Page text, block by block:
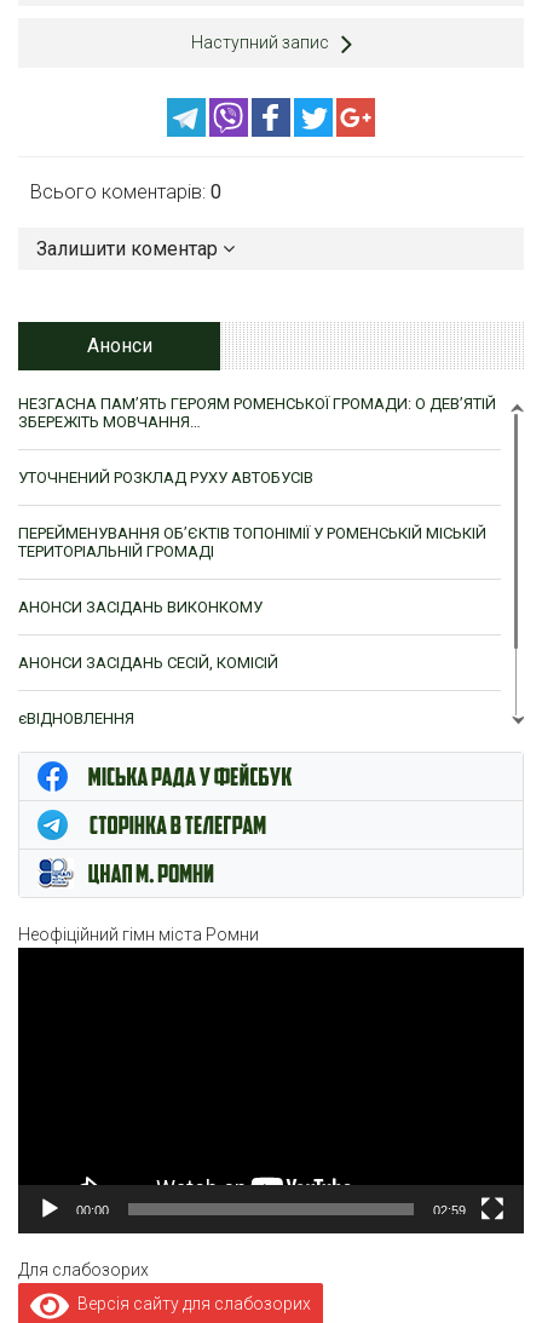
Наступний запис
Всього коментарів: 0
Залишити коментар
Анонси
НЕЗГАСНА ПАМ’ЯТЬ ГЕРОЯМ РОМЕНСЬКОЇ ГРОМАДИ: О ДЕВ’ЯТІЙ
ЗБЕРЕЖІТЬ МОВЧАННЯ…
УТОЧНЕНИЙ РОЗКЛАД РУХУ АВТОБУСІВ
ПЕРЕЙМЕНУВАННЯ ОБ’ЄКТІВ ТОПОНІМІЇ У РОМЕНСЬКІЙ МІСЬКІЙ
ТЕРИТОРІАЛЬНІЙ ГРОМАДІ
АНОНСИ ЗАСІДАНЬ ВИКОНКОМУ
АНОНСИ ЗАСІДАНЬ СЕСІЙ, КОМІСІЙ
єВІДНОВЛЕННЯ
ЦНАП м. Ромни
Неофіційний гімн міста Ромни
00:00 02:59
Для слабозорих
Версія сайту для слабозорих